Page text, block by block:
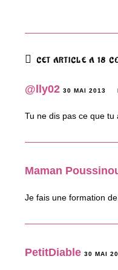
CET ARTICLE A 18
@lly02 30 MAI 2013
Tu ne dis pas ce que
Maman
Je fais une formation
PetitDiable 30 MAI